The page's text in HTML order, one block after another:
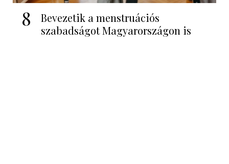
8
Bevezetik a menstruációs
szabadságot Magyarországon is